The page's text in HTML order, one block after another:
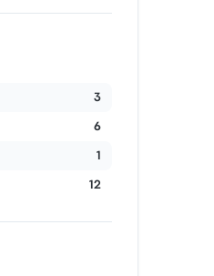
3
6
1
12